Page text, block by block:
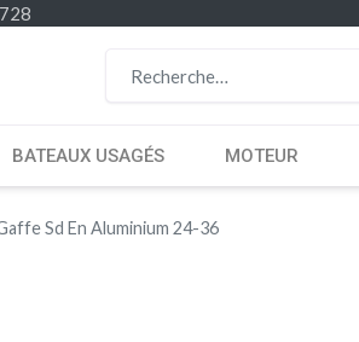
BATEAUX USAGÉS MOTEUR
Sd En Aluminium 24-36